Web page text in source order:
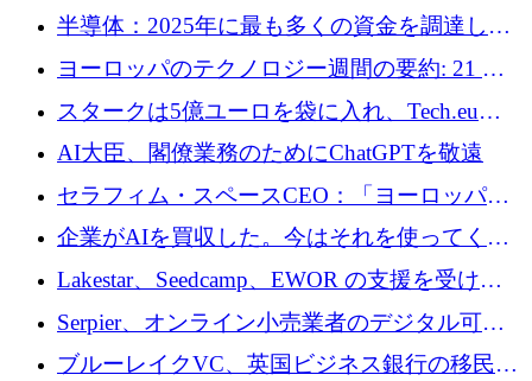
の 1 つに取り組むために 16 万 2,000 ユーロを
半導体：2025年に最も多くの資金を調達した
10社
ヨーロッパのテクノロジー週間の要約: 21 億
ユーロの取引と Tech.eu Funding Explorer
スタークは5億ユーロを袋に入れ、Tech.eu
Funding Explorerの立ち上げ、そしてルクセン
ブルクの大きな野望
AI大臣、閣僚業務のためにChatGPTを敬遠
セラフィム・スペースCEO：「ヨーロッパは
追いつきつつある」
企業がAIを買収した。今はそれを使ってくれ
る人々が必要です
Lakestar、Seedcamp、EWOR の支援を受け、
SE3 が自律システム用の空間 AI プラットフォ
ームを発表
Serpier、オンライン小売業者のデジタル可視
性向上を支援するために 140 万ユーロを調達
ブルーレイクVC、英国ビジネス銀行の移民主